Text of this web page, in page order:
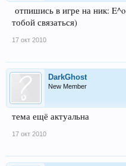
отпишись в игре на ник:
тобой связаться)
17 окт 2010
DarkGhost
New Member
тема ещё актуальна
17 окт 2010